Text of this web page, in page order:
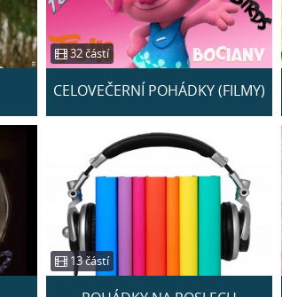
32 částí
CELOVEČERNÍ POHÁDKY (FILMY)
13 částí